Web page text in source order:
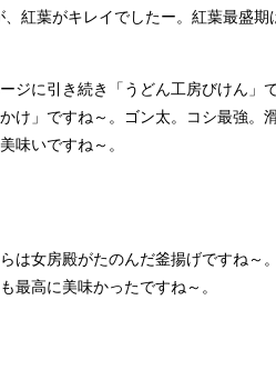
紅葉がキレイでしたー。紅葉最盛期
ジに引き続き「うどん工房びけん」
け」ですね～。ゴン太。コシ最強。
味いですね～。
は女房殿がたのんだ釜揚げですね～
最高に美味かったですね～。